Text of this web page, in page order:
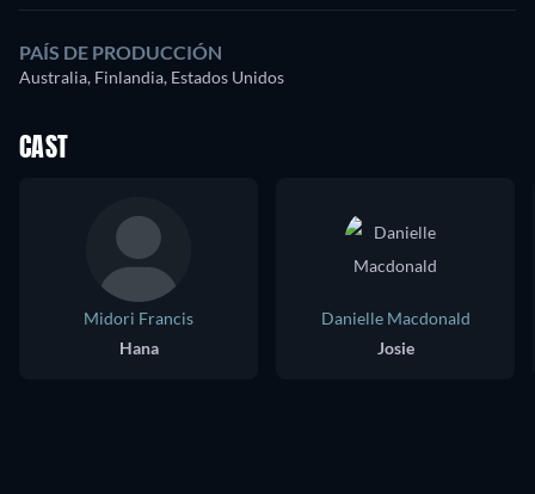
PAÍS DE PRODUCCIÓN
Australia, Finlandia, Estados Unidos
CAST
Midori Francis
Hana
Danielle Macdonald
Josie